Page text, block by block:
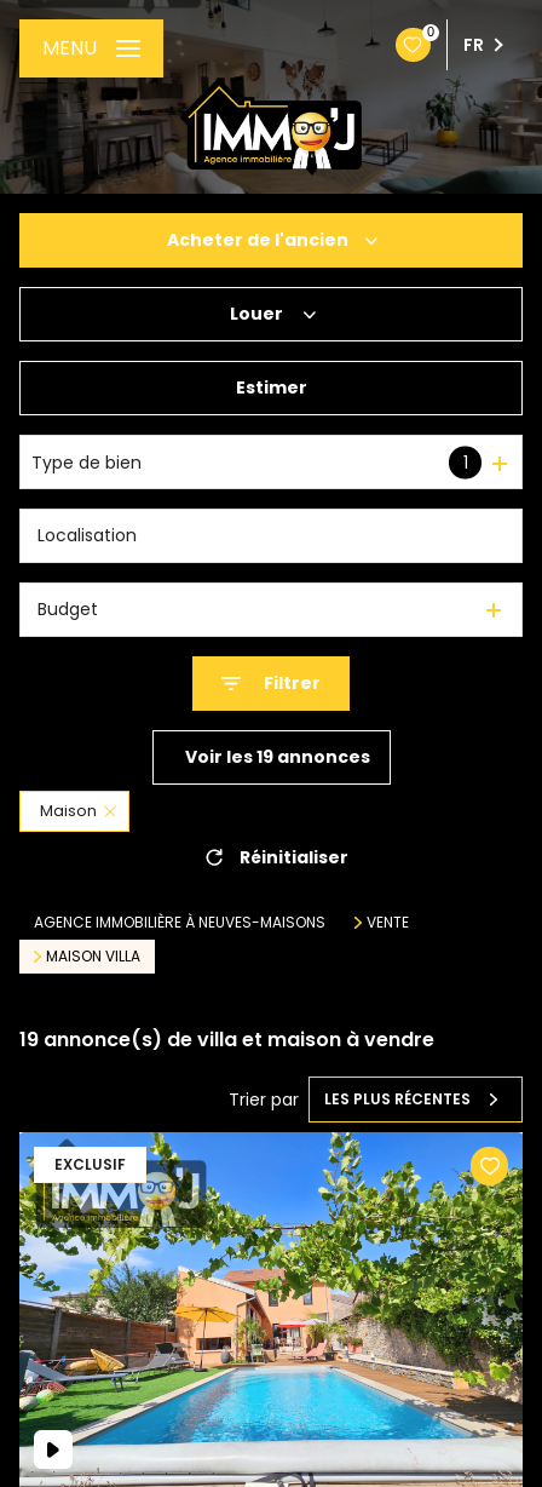
0
FR
MENU
Acheter de l'ancien
De l'immo pro
Louer
Estimer
Type de bien 1
Budget
Filtrer
Voir les19annonces
Maison
Réinitialiser
AGENCE IMMOBILIÈRE À NEUVES-MAISONS
VENTE
MAISON VILLA
19 annonce(s) de villa et maison à vendre
Trier par LES PLUS RÉCENTES
EXCLUSIF